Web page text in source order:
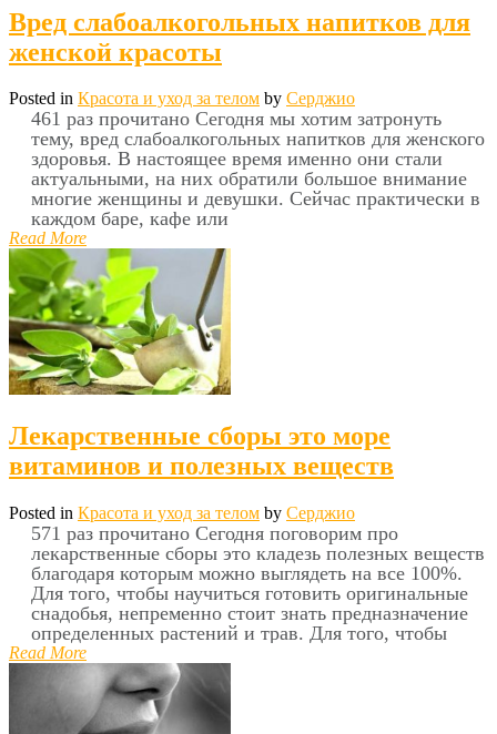
Вред слабоалкогольных напитков для
женской красоты
Posted in Красота и уход за телом by Серджио
461 раз прочитано Сегодня мы хотим затронуть
тему, вред слабоалкогольных напитков для женского
здоровья. В настоящее время именно они стали
актуальными, на них обратили большое внимание
многие женщины и девушки. Сейчас практически в
каждом баре, кафе или
Read More
Лекарственные сборы это море
витаминов и полезных веществ
Posted in Красота и уход за телом by Серджио
571 раз прочитано Сегодня поговорим про
лекарственные сборы это кладезь полезных веществ
благодаря которым можно выглядеть на все 100%.
Для того, чтобы научиться готовить оригинальные
снадобья, непременно стоит знать предназначение
определенных растений и трав. Для того, чтобы
Read More